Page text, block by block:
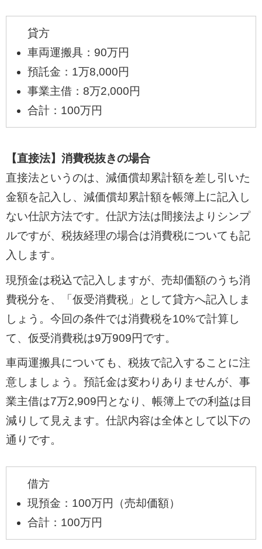
貸方
車両運搬具：90万円
預託金：1万8,000円
事業主借：8万2,000円
合計：100万円
【直接法】消費税抜きの場合
直接法というのは、減価償却累計額を差し引いた
金額を記入し、減価償却累計額を帳簿上に記入し
ない仕訳方法です。仕訳方法は間接法よりシンプ
ルですが、税抜経理の場合は消費税についても記
入します。
現預金は税込で記入しますが、売却価額のうち消
費税分を、「仮受消費税」として貸方へ記入しま
しょう。今回の条件では消費税を10%で計算し
て、仮受消費税は9万909円です。
車両運搬具についても、税抜で記入することに注
意しましょう。預託金は変わりありませんが、事
業主借は7万2,909円となり、帳簿上での利益は目
減りして見えます。仕訳内容は全体として以下の
通りです。
借方
現預金：100万円（売却価額）
合計：100万円